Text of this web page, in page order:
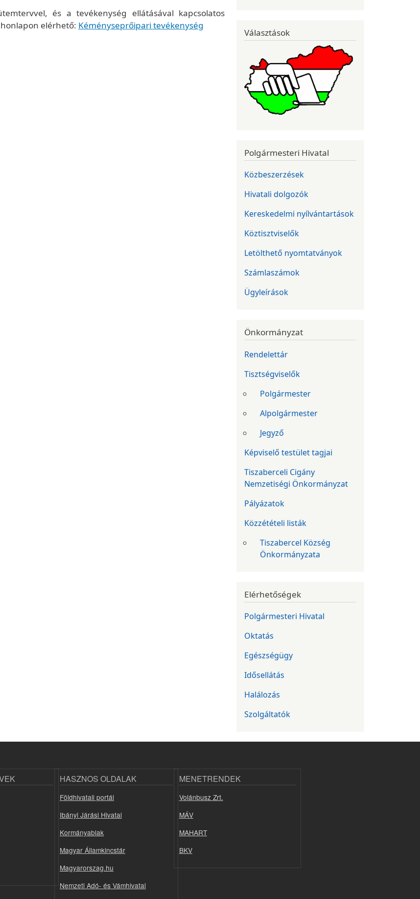
és a tevékenység ellátásával kapcsolatos
elérhető: Kéményseprőipari tevékenység
Választások
Polgármesteri Hivatal
Közbeszerzések
Hivatali dolgozók
Kereskedelmi nyílvántartások
Köztisztviselők
Letölthető nyomtatványok
Számlaszámok
Ügyleírások
Önkormányzat
Rendelettár
Tisztségviselők
Polgármester
Alpolgármester
Jegyző
Képviselő testület tagjai
Tiszaberceli Cigány
Nemzetiségi Önkormányzat
Pályázatok
Közzétételi listák
Tiszabercel Község
Önkormányzata
Elérhetőségek
Polgármesteri Hivatal
Oktatás
Egészségügy
Idősellátás
Halálozás
Szolgáltatók
HASZNOS OLDALAK
Földhivatali portál
Ibányi Járási Hivatal
Kormányablak
Magyar Államkincstár
Magyarorszag.hu
Nemzeti Adó- és Vámhivatal
MENETRENDEK
Volánbusz Zrt.
MÁV
MAHART
BKV